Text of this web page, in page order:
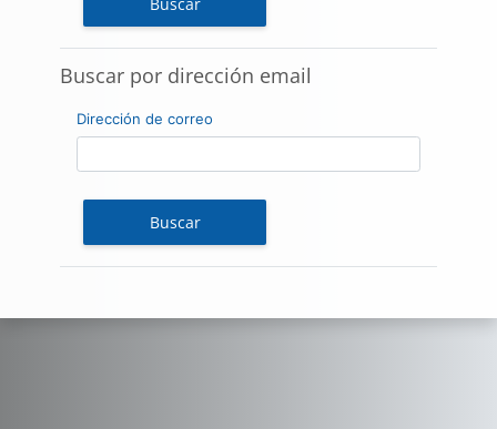
Buscar por dirección email
Buscar por dirección email
Dirección de correo